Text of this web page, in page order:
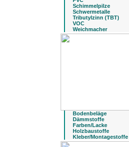
Schimmelpilze
Schwermetalle
Tributylzinn (TBT)
VOC
Weichmacher
Bodenbeläge
Dämmstoffe
Farben/Lacke
Holzbaustoffe
Kleber/Montagestoffe